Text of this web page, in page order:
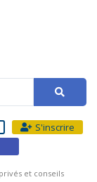
S'inscrire
et conseils